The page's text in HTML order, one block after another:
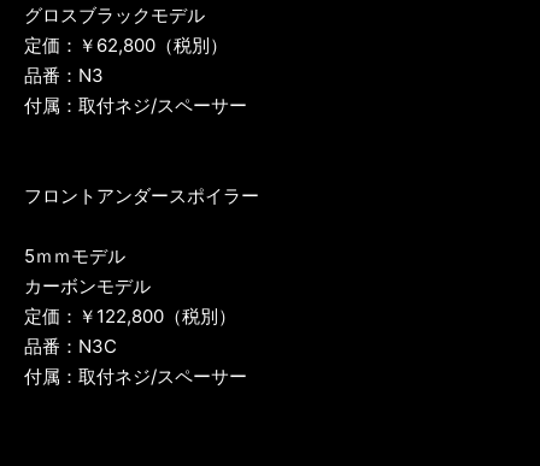
グロスブラックモデル
定価：￥62,800（税別）
品番：N3
付属：取付ネジ/スペーサー
フロントアンダースポイラー
5ｍｍモデル
カーボンモデル
定価：￥122,800（税別）
品番：N3C
付属：取付ネジ/スペーサー